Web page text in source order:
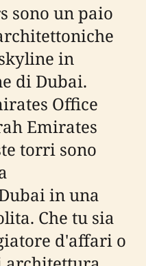
sono un paio
in
di Dubai.
Office
Emirates
torri sono
in una
Che tu sia
d'affari o